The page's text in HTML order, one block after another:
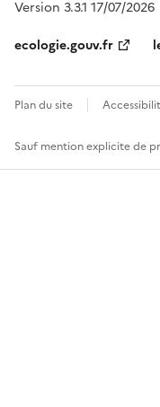
Version 3.3.1 17/07/2026
ecologie.gouv.fr
Plan du site
Sauf mention explicite de